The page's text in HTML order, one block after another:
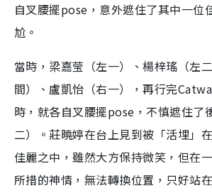
自叉腰擺pose，意外遮住了其中一位
尬。
當時，梁嘉莹（左一）、楊梓瑤（左
間）、盧凱怡（右一），再行完
時，就各自叉腰擺pose，不慎遮住了
二）。莊曉婷在台上見到被「活埋」
佳麗之中，雖然大方保持微笑，但在
所措的神情，無法轉換位置，只好站